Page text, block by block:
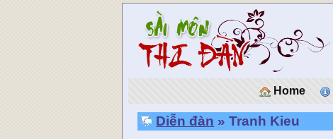
Home
Diễn đàn » Tranh Kieu